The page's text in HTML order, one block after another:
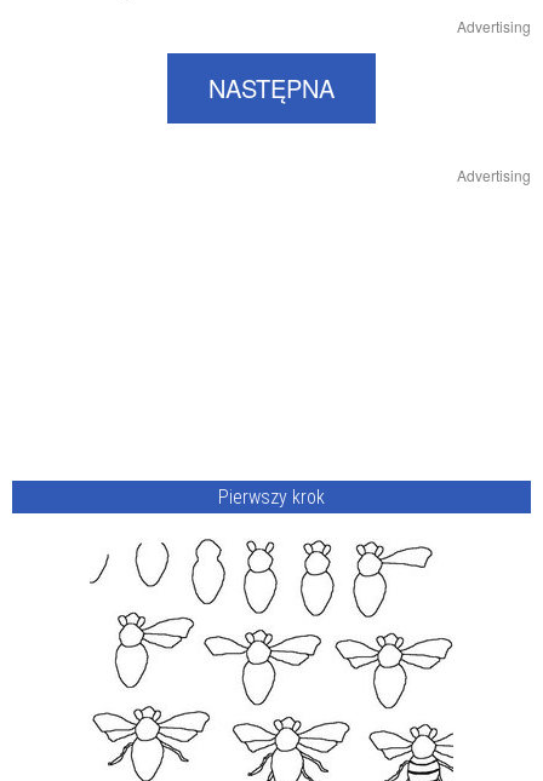
Advertising
NASTĘPNA
Advertising
Pierwszy krok